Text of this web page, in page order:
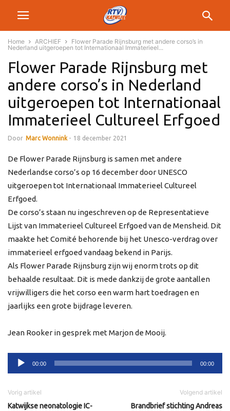
Home ARCHIEF
Flower Parade Rijnsburg met andere corso’s in
Nederland uitgeroepen tot Internationaal Immaterieel...
Flower Parade Rijnsburg met
andere corso’s in Nederland
uitgeroepen tot Internationaal
Immaterieel Cultureel Erfgoed
Door Marc Wonnink - 18 december 2021
De Flower Parade Rijnsburg is samen met andere
Nederlandse corso’s op 16 december door UNESCO
uitgeroepen tot Internationaal Immaterieel Cultureel
Erfgoed.
De corso’s staan nu ingeschreven op de Representatieve
Lijst van Immaterieel Cultureel Erfgoed van de Mensheid. Dit
maakte het Comité behorende bij het Unesco-verdrag over
immaterieel erfgoed vandaag bekend in Parijs.
Als Flower Parade Rijnsburg zijn wij enorm trots op dit
behaalde resultaat. Dit is mede dankzij de grote aantallen
vrijwilligers die het corso een warm hart toedragen en
jaarlijks een grote bijdrage leveren.
Jean Rooker in gesprek met Marjon de Mooij.
Audiospeler
00:00 00:00
Vorig artikel
Katwijkse neonatologie IC-
Volgend artikel
Brandbrief stichting Andreas